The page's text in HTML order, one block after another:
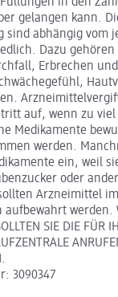
gelangen kann.
sind abhängig vom
Dazu gehören
Erbrechen
auf, wenn zu viel
Medikamente
werden.
ein, weil
oder
Arzneimittel
werden.
SIE DIE FÜR
3090347